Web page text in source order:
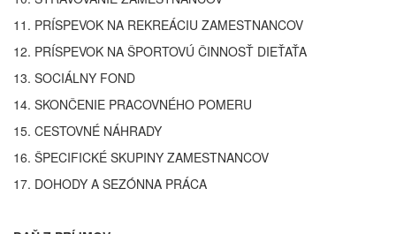
11. PRÍSPEVOK NA REKREÁCIU ZAMESTNANCOV
12. PRÍSPEVOK NA ŠPORTOVÚ ČINNOSŤ DIEŤAŤA
13. SOCIÁLNY FOND
14. SKONČENIE PRACOVNÉHO POMERU
15. CESTOVNÉ NÁHRADY
16. ŠPECIFICKÉ SKUPINY ZAMESTNANCOV
17. DOHODY A SEZÓNNA PRÁCA